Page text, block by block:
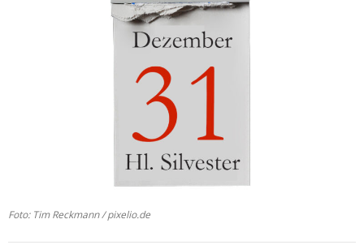
Foto: Tim Reckmann / pixelio.de